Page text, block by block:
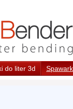
do liter 3d